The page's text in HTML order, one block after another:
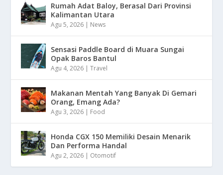
Rumah Adat Baloy, Berasal Dari Provinsi
Kalimantan Utara
Agu 5, 2026 | News
Sensasi Paddle Board di Muara Sungai
Opak Baros Bantul
Agu 4, 2026 |Travel
Makanan Mentah Yang Banyak Di Gemari
Orang, Emang Ada?
Agu 3, 2026 | Food
Honda CGX 150 Memiliki Desain Menarik
Dan Performa Handal
Agu 2, 2026 | Otomotif